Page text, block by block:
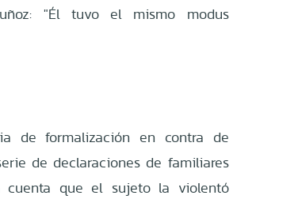
"Él tuvo el mismo modus
de formalización en contra de
de declaraciones de familiares
que el sujeto la violentó